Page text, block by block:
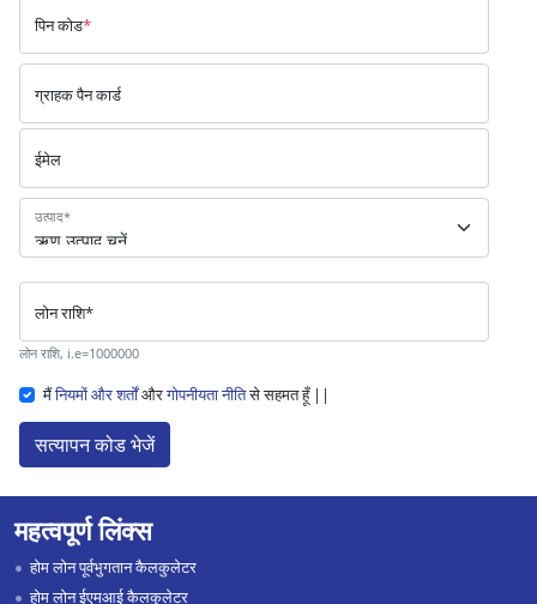
पिन कोड*
ग्राहक पैन कार्ड
ईमेल
उत्पाद*
लोन राशि*
लोन राशि, i.e=1000000
मैंनियमों और शर्तोंऔरगोपनीयता नीतिसे सहमत हूँ ||
सत्यापन कोड भेजें
महत्वपूर्ण लिंक्स
होम लोन पूर्वभुगतान कैलकुलेटर
होम लोन ईएमआई कैलकुलेटर